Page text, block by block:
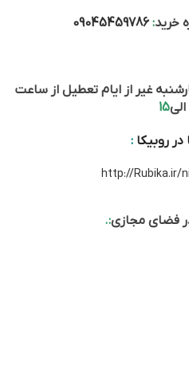
خرید:
09045459786
غیر از ایام تعطیل از ساعت
الی15
در روبیکا:
http://Rubika.ir/
فضای مجازی:.